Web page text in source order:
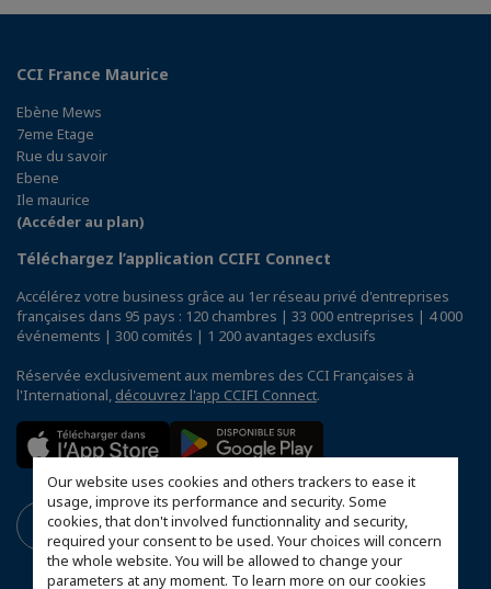
Our website uses cookies and others trackers to ease it
usage, improve its performance and security. Some
cookies, that don't involved functionnality and security,
required your consent to be used. Your choices will concern
the whole website. You will be allowed to change your
parameters at any moment. To learn more on our cookies
CCI France Maurice
Ebène Mews
7eme Etage
Rue du savoir
Ebene
Ile maurice
(Accéder au plan)
Téléchargez l’application CCIFI Connect
Accélérez votre business grâce au 1er réseau privé d'entreprises
françaises dans 95 pays : 120 chambres | 33 000 entreprises | 4 000
événements | 300 comités | 1 200 avantages exclusifs
Réservée exclusivement aux membres des CCI Françaises à
l'International, découvrez l'app CCIFI Connect.